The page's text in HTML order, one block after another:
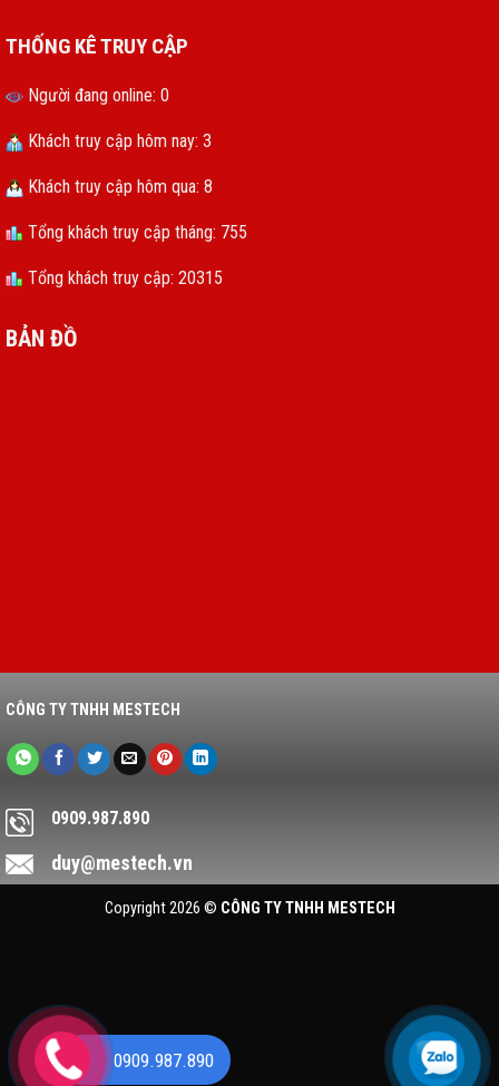
THỐNG KÊ TRUY CẬP
Người đang online: 0
Khách truy cập hôm nay: 3
Khách truy cập hôm qua: 8
Tổng khách truy cập tháng: 755
Tổng khách truy cập: 20315
BẢN ĐỒ
CÔNG TY TNHH MESTECH
0909.987.890
duy@mestech.vn
Copyright 2026 © CÔNG TY TNHH MESTECH
0909.987.890